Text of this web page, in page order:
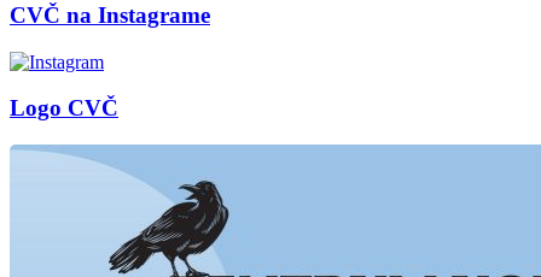
CVČ na Instagrame
Logo CVČ